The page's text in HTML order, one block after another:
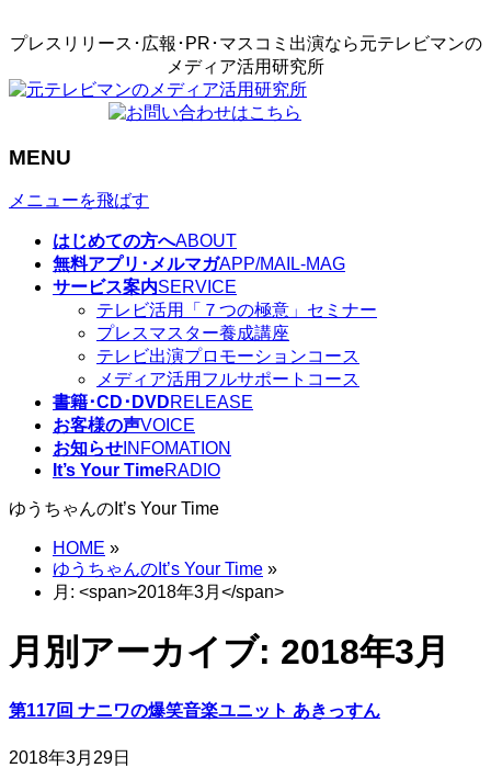
プレスリリース･広報･PR･マスコミ出演なら元テレビマンの
メディア活用研究所
MENU
メニューを飛ばす
はじめての方へABOUT
無料アプリ･メルマガAPP/MAIL-MAG
サービス案内SERVICE
テレビ活用「７つの極意」セミナー
プレスマスター養成講座
テレビ出演プロモーションコース
メディア活用フルサポートコース
書籍･CD･DVDRELEASE
お客様の声VOICE
お知らせ INFOMATION
It’s Your TimeRADIO
ゆうちゃんのIt’s Your Time
HOME »
ゆうちゃんのIt’s Your Time »
月: <span>2018年3月</span>
月別アーカイブ: 2018年3月
第117回 ナニワの爆笑音楽ユニット あきっすん
2018年3月29日